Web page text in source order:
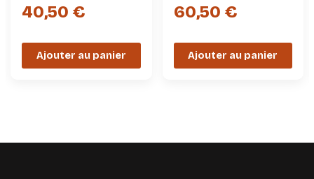
40,50 €
Ajouter au panier
60,50 €
Ajouter au panier